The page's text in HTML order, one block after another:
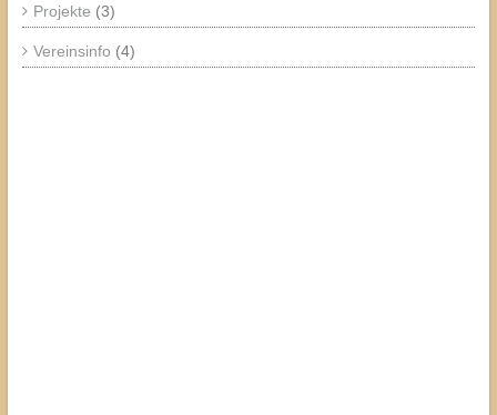
Projekte (3)
Vereinsinfo (4)